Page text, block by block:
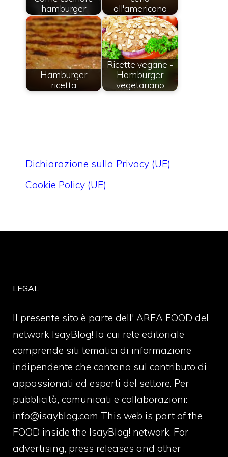
hamburger
all'americana
Hamburger
ricetta
Ricette vegane -
Hamburger
vegetariano
Dichiarazione sulla Privacy (UE)
Cookie Policy (UE)
LEGAL
Il presente sito è parte dell' AREA FOOD del
network IsayBlog! la cui rete editoriale
comprende siti tematici di informazione
indipendente che contano sul contributo di
appassionati ed esperti del settore. Per
pubblicità, comunicati e collaborazioni:
info@isayblog.com This web is part of the
FOOD inside the IsayBlog! network. For
advertising, press releases and other